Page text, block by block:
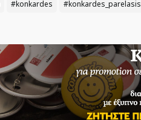
#konkardes #konkardes_parelasis